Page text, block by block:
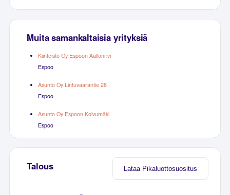
Muita samankaltaisia yrityksiä
Kiinteistö Oy Espoon Aallonrivi
Espoo
Asunto Oy Lintuvaarantie 28
Espoo
Asunto Oy Espoon Koivumäki
Espoo
Lataa Pikaluottosuositus
Talous